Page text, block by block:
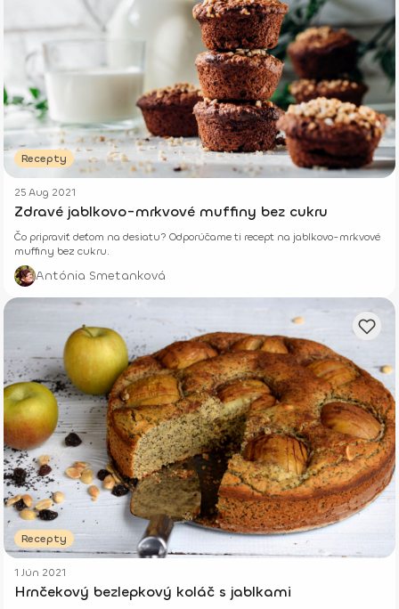
Recepty
25 Aug 2021
Zdravé jablkovo-mrkvové muffiny bez cukru
Čo pripraviť deťom na desiatu? Odporúčame ti recept na jablkovo-mrkvové
muffiny bez cukru.
Antónia Smetanková
Recepty
1 Jún 2021
Hrnčekový bezlepkový koláč s jablkami